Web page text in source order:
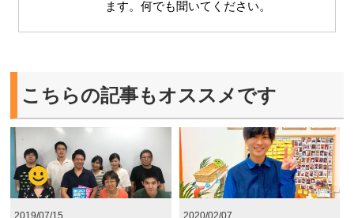
ます。何でも聞いてください。
こちらの記事もオススメです
2019/07/15 2020/02/07